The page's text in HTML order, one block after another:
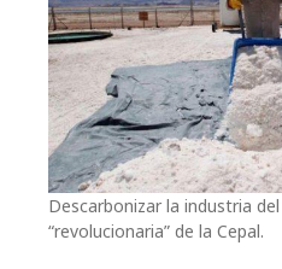
Descarbonizar la industria
“revolucionaria” de la Cepal.